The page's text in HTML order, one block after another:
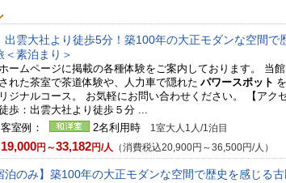
出雲大社より徒歩5分！築100年の大正モダンな空間で
＜素泊まり＞
ームページに掲載の各種体験をご案内しております。 当
された茶室で茶道体験や、人力車で隠れた パワースポット
リジナルコース。 お気軽にお問い合わせください。 【アクセ
歩：出雲大社より徒歩５分 ...
客室例：
2名利用時 1室大人1人/1泊目
19,000円～33,182円/人 （消費税込20,900円～36,500円/人）
泊のみ】築100年の大正モダンな空間で歴史を感じる